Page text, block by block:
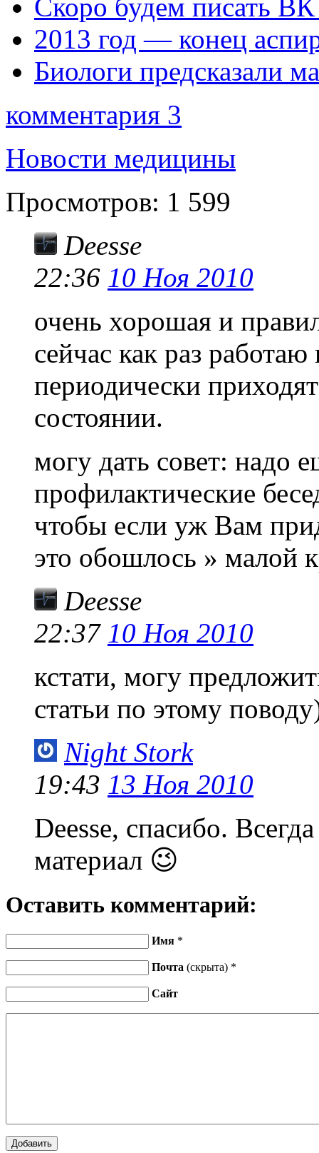
Скоро будем писать
2013 год — конец
Биологи предсказали
комментария 3
Новости медицины
Просмотров: 1 599
Deesse
22:36 10 Ноя 2010
очень хорошая и
сейчас как раз
периодически
состоянии.
могу дать совет: надо
профилактические
чтобы если уж Вам
это обошлось » малой
Deesse
22:37 10 Ноя 2010
кстати, могу
статьи по этому
Night Stork
19:43 13 Ноя 2010
Deesse, спасибо.
материал 😉
Оставить комментарий:
Имя *
Почта (скрыта) *
Сайт